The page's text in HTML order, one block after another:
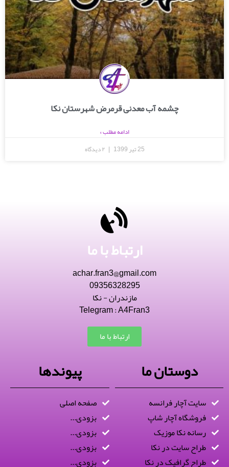
چشمه آب معدنی قرمرض شهرستان نکا
ادامه مطلب »
25 تیر 1399
ارتباط با ما
achar.fran3@gmail.com
09356328295
مازندران - نکا
Telegram : A4Fran3
ارتباط با ما
دوستان ما
سایت آچار فرانسه
فروشگاه آچار شاپ
رسانه نکا موزیک
طراح سایت در نکا
طراح گرافیک در نکا
پیوندها
صفحه اصلی
بزودی...
بزودی...
بزودی...
بزودی...